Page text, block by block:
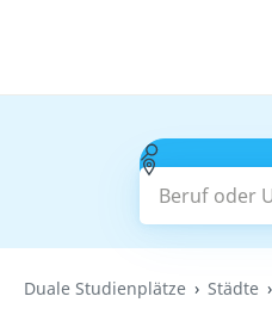
Beruf oder
Duale Studienplätze Städte